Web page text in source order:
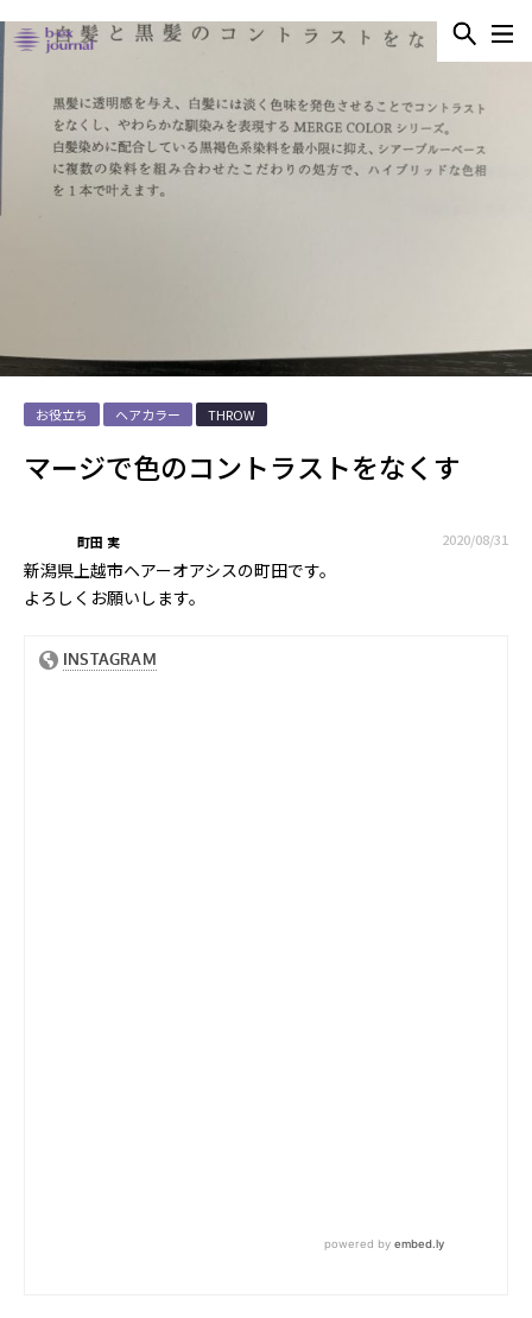
お役立ち ヘアカラー THROW
マージで色のコントラストをなくす
町田 実 2020/08/31
新潟県上越市ヘアーオアシスの町田です。
よろしくお願いします。